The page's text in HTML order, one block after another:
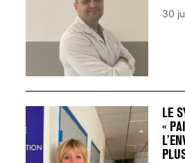
30
LE
«